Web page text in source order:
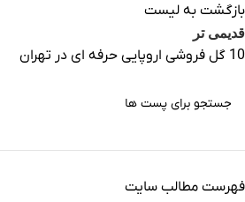
بازگشت به لیست
قدیمی تر
10 گل فروشی اروپایی حرفه ای در تهران
فهرست مطالب سایت